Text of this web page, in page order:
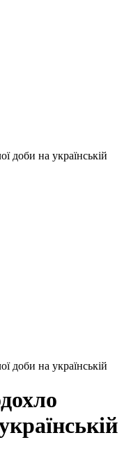
доби на українській
доби на українській